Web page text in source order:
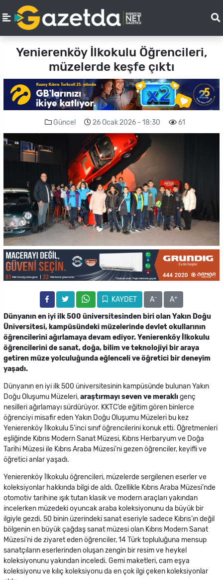
Yenierenköy İlkokulu Öğrencileri,
müzelerde keşfe çıktı
Güncel 26 Ocak 2026 - 18:30 61
KAYDET A- A+
Dünyanın en iyi ilk 500 üniversitesinden biri olan Yakın Doğu
Üniversitesi, kampüsündeki müzelerinde devlet okullarının
öğrencilerini ağırlamaya devam ediyor.Yenierenköy İlkokulu
öğrencilerini de sanat, doğa, bilim ve teknolojiyi bir araya
getiren müze yolculuğunda eğlenceli ve öğretici bir deneyim
yaşadı.
Dünyanın en iyi ilk 500 üniversitesinin kampüsünde bulunan Yakın
Doğu Oluşumu Müzeleri,araştırmayı seven ve meraklıgenç
nesilleri ağırlamayı sürdürüyor. KKTC’de eğitim gören binlerce
öğrenciyi misafir eden Yakın Doğu Oluşumu Müzeleri bu kez
Yenierenköy İlkokulu 5’inci sınıf öğrencilerini konuk etti. Öğretmenleri
eşliğinde Kıbrıs Modern Sanat Müzesi, Kıbrıs Herbaryum ve Doğa
Tarihi Müzesi ile Kıbrıs Araba Müzesi’ni gezen öğrenciler, keyifli ve
öğretici anlar yaşadı.
Yenierenköy İlkokulu öğrencileri, müzelerde sergilenen eserler ve
koleksiyonlar hakkında bilgi de aldı. Özellikle Kıbrıs Araba Müzesi’nde
otomotiv tarihine ışık tutan klasik ve modern araçları yakından
incelerken müzedeki oyuncak araba koleksiyonunu da büyük bir
ilgiyle gezdi. 50 binin üzerindeki sanat eseriyle sadece Kıbrıs’ın değil
bölgenin en büyük çağdaş sanat müzesi olan Kıbrıs Modern Sanat
Müzesi’ni de ziyaret eden öğrenciler, 14 Türk topluluğuna mensup
sanatçıların eserlerinden oluşan zengin bir resim ve heykel
koleksiyonunu yakından inceledi. Gemi maketleri, cam eşya
koleksiyonu ve kılıç koleksiyonu da en çok ilgi çeken koleksiyonlar